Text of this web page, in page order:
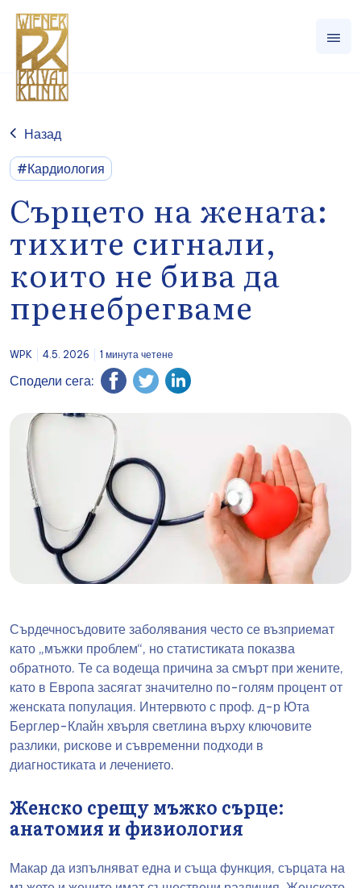
Назад
#Кардиология
Сърцето на жената:
тихите сигнали,
които не бива да
пренебрегваме
WPK 4.5. 2026 1 минута четене
Сподели сега:
Сърдечносъдовите заболявания често се възприемат
като „мъжки проблем“, но статистиката показва
обратното. Те са водеща причина за смърт при жените,
като в Европа засягат значително по-голям процент от
женската популация. Интервюто с проф. д-р Юта
Берглер-Клайн хвърля светлина върху ключовите
разлики, рискове и съвременни подходи в
диагностиката и лечението.
Женско срещу мъжко сърце:
анатомия и физиология
Макар да изпълняват една и съща функция, сърцата на